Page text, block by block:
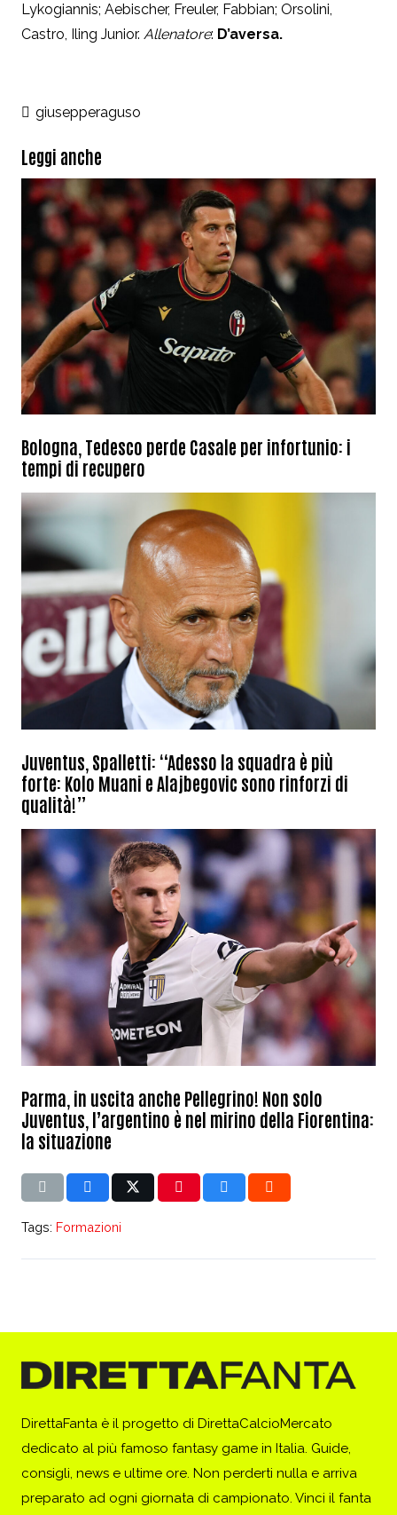
Lykogiannis; Aebischer, Freuler, Fabbian; Orsolini,
Castro, Iling Junior. Allenatore: D’aversa.
giusepperaguso
Leggi anche
Bologna, Tedesco perde Casale per infortunio: i
tempi di recupero
Juventus, Spalletti: “Adesso la squadra è più
forte: Kolo Muani e Alajbegovic sono rinforzi di
qualità!”
Parma, in uscita anche Pellegrino! Non solo
Juventus, l’argentino è nel mirino della Fiorentina:
la situazione
Tags: Formazioni
DirettaFanta è il progetto di DirettaCalcioMercato
dedicato al più famoso fantasy game in Italia. Guide,
consigli, news e ultime ore. Non perderti nulla e arriva
preparato ad ogni giornata di campionato. Vinci il fanta